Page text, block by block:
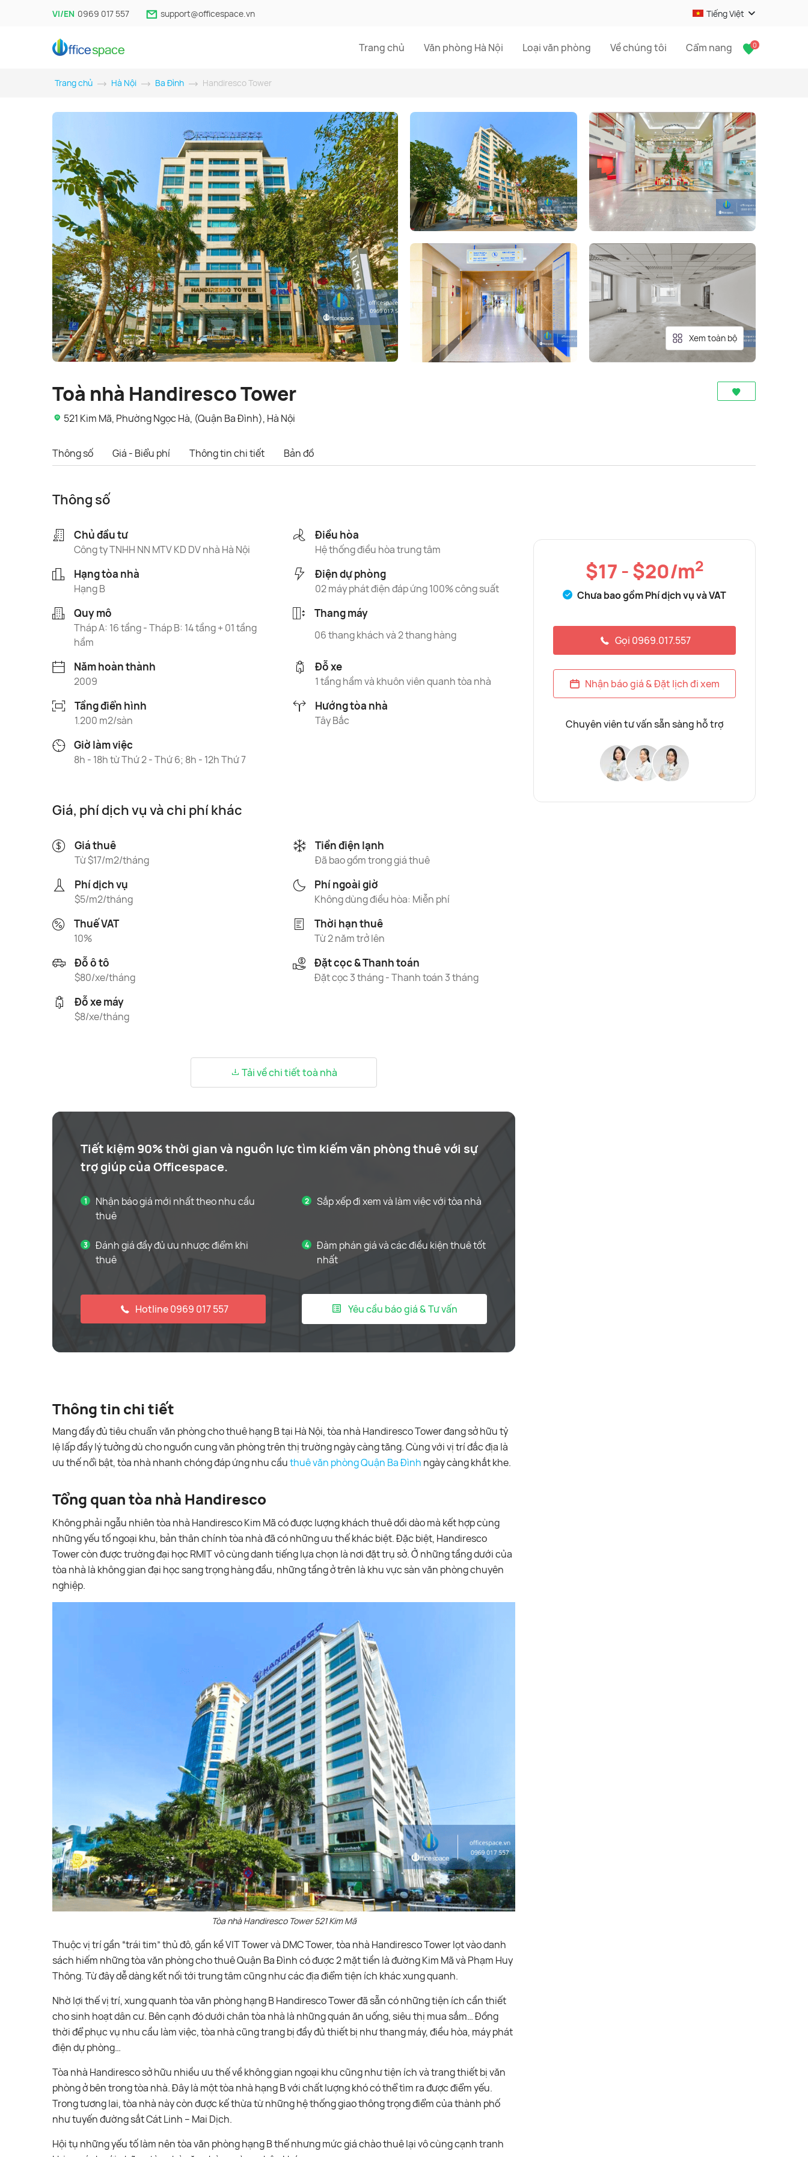
VI/EN 0969 017 557 support@officespace.vn Tiếng Việt
Trang chủ Văn phòng Hà Nội Loại văn phòng Về chúng tôi Cẩm nang 0
Trang chủ Hà Nội Ba Đình Handiresco Tower
Xem toàn bộ
Toà nhà Handiresco Tower
521 Kim Mã, Phường Ngọc Hà, (Quận Ba Đình), Hà Nội
Thông số Giá - Biểu phí Thông tin chi tiết Bản đồ
Thông số
Chủ đầu tư
Công ty TNHH NN MTV KD DV nhà Hà Nội
Điều hòa
Hệ thống điều hòa trung tâm
Hạng tòa nhà
Hạng B
Điện dự phòng
02 máy phát điện đáp ứng 100% công suất
Quy mô
Tháp A: 16 tầng - Tháp B: 14 tầng + 01 tầng
hầm
Thang máy
06 thang khách và 2 thang hàng
Năm hoàn thành
2009
Đỗ xe
1 tầng hầm và khuôn viên quanh tòa nhà
Tầng điển hình
1.200 m2/sàn
Hướng tòa nhà
Tây Bắc
Giờ làm việc
8h - 18h từ Thứ 2 - Thứ 6; 8h - 12h Thứ 7
Giá, phí dịch vụ và chi phí khác
Giá thuê
Từ $17/m2/tháng
Tiền điện lạnh
Đã bao gồm trong giá thuê
Phí dịch vụ
$5/m2/tháng
Phí ngoài giờ
Không dùng điều hòa: Miễn phí
Thuế VAT
10%
Thời hạn thuê
Từ 2 năm trở lên
Đỗ ô tô
$80/xe/tháng
Đặt cọc & Thanh toán
Đặt cọc 3 tháng - Thanh toán 3 tháng
Đỗ xe máy
$8/xe/tháng
Tải về chi tiết toà nhà
Tiết kiệm 90% thời gian và nguồn lực tìm kiếm văn phòng thuê với sự
trợ giúp của Officespace.
Nhận báo giá mới nhất theo nhu cầu
thuê
Sắp xếp đi xem và làm việc với tòa nhà
Đánh giá đầy đủ ưu nhược điểm khi
thuê
Đàm phán giá và các điều kiện thuê tốt
nhất
Hotline 0969 017 557 Yêu cầu báo giá & Tư vấn
Thông tin chi tiết
Mang đầy đủ tiêu chuẩn văn phòng cho thuê hạng B tại Hà Nội, tòa nhà Handiresco Tower đang sở hữu tỷ
lệ lấp đầy lý tưởng dù cho nguồn cung văn phòng trên thị trường ngày càng tăng. Cùng với vị trí đắc địa là
ưu thế nổi bật, tòa nhà nhanh chóng đáp ứng nhu cầuthuê văn phòng Quận Ba Đình ngày càng khắt khe.
Tổng quan tòa nhà Handiresco
Không phải ngẫu nhiên tòa nhà Handiresco Kim Mã có được lượng khách thuê dồi dào mà kết hợp cùng
những yếu tố ngoại khu, bản thân chính tòa nhà đã có những ưu thế khác biệt. Đặc biệt, Handiresco
Tower còn được trường đại học RMIT vô cùng danh tiếng lựa chọn là nơi đặt trụ sở. Ở những tầng dưới của
tòa nhà là không gian đại học sang trọng hàng đầu, những tầng ở trên là khu vực sàn văn phòng chuyên
nghiệp.
Tòa nhà Handiresco Tower 521 Kim Mã
Thuộc vị trí gần “trái tim” thủ đô, gần kề VIT Tower và DMC Tower, tòa nhà Handiresco Tower lọt vào danh
sách hiếm những tòa văn phòng cho thuê Quận Ba Đình có được 2 mặt tiền là đường Kim Mã và Phạm Huy
Thông. Từ đây dễ dàng kết nối tới trung tâm cũng như các địa điểm tiện ích khác xung quanh.
Nhờ lợi thế vị trí, xung quanh tòa văn phòng hạng B Handiresco Tower đã sẵn có những tiện ích cần thiết
cho sinh hoạt dân cư. Bên cạnh đó dưới chân tòa nhà là những quán ăn uống, siêu thị mua sắm… Đồng
thời để phục vụ nhu cầu làm việc, tòa nhà cũng trang bị đầy đủ thiết bị như thang máy, điều hòa, máy phát
điện dự phòng…
Tòa nhà Handiresco sở hữu nhiều ưu thế về không gian ngoại khu cũng như tiện ích và trang thiết bị văn
phòng ở bên trong tòa nhà. Đây là một tòa nhà hạng B với chất lượng khó có thể tìm ra được điểm yếu.
Trong tương lai, tòa nhà này còn được kế thừa từ những hệ thống giao thông trọng điểm của thành phố
như tuyến đường sắt Cát Linh – Mai Dịch.
Hội tụ những yếu tố làm nên tòa văn phòng hạng B thế nhưng mức giá chào thuê lại vô cùng cạnh tranh
$17 - $20/m2
Chưa bao gồm Phí dịch vụ và VAT
Gọi 0969.017.557
Nhận báo giá & Đặt lịch đi xem
Chuyên viên tư vấn sẵn sàng hỗ trợ